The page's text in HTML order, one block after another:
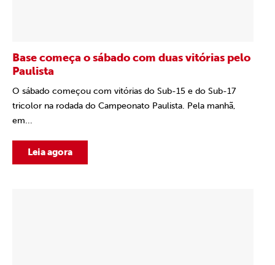
Base começa o sábado com duas vitórias pelo
Paulista
O sábado começou com vitórias do Sub-15 e do Sub-17
tricolor na rodada do Campeonato Paulista. Pela manhã,
em...
Leia agora